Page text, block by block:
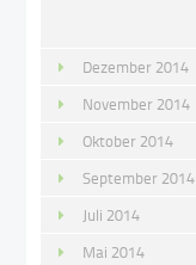
Dezember 2014
November 2014
Oktober 2014
September 2014
Juli 2014
Mai 2014